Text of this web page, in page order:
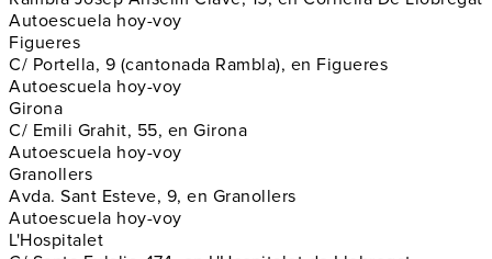
Autoescuela hoy-voy
Figueres
C/ Portella, 9 (cantonada Rambla), en Figueres
Autoescuela hoy-voy
Girona
C/ Emili Grahit, 55, en Girona
Autoescuela hoy-voy
Granollers
Avda. Sant Esteve, 9, en Granollers
Autoescuela hoy-voy
L'Hospitalet